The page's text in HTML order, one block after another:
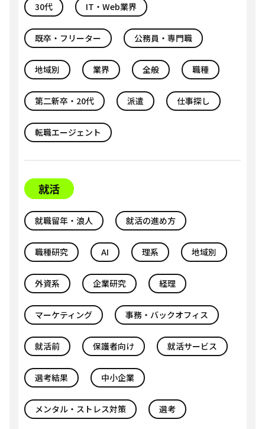
30代 IT・Web業界
既卒・フリーター 公務員・専門職
地域別 業界 全般 職種
第二新卒・20代 派遣 仕事探し
転職エージェント
就活
就職留年・浪人 就活の進め方
職種研究 AI 理系 地域別
外資系 企業研究 経理
マーケティング 事務・バックオフィス
就活前 保護者向け 就活サービス
選考結果 中小企業
メンタル・ストレス対策 選考